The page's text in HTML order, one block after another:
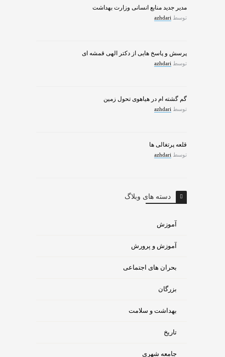
مدیر جدید منابع انسانی وزارت بهداشت
توسط azhdari
پرسش و پاسخ هایی از دکتر الهی قمشه ای
توسط azhdari
گم گشته ام در هیاهوی تحول زمین
توسط azhdari
قلعه پرتغالی ها
توسط azhdari
دسته های وبلاگ
آموزش
آموزش و پرورش
بحران های اجتماعی
بزرگان
بهداشت و سلامت
تاریخ
جامعه شهری